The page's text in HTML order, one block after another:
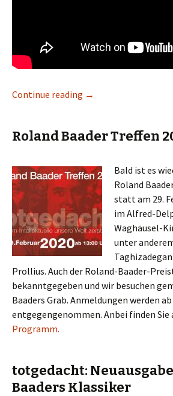
Continue reading Warum
→
Roland Baader Treffen
Bald ist es
Roland
statt am 29.
im Alfred-
Waghäusel-
unter
Prollius. Auch der Roland-Baader-
bekanntgegeben und wir besuchen
Baaders Grab. Anmeldungen werden
entgegengenommen. Anbei finden
Programm.
totgedacht:
Baaders Klassiker